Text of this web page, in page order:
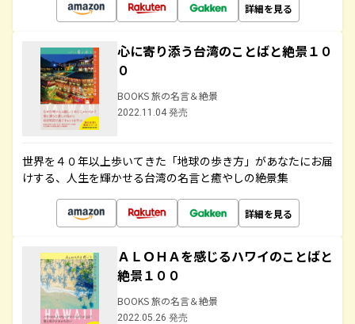
詳細を見る
心に寄り添う台湾のことばと絶景１０
０
BOOKS 旅の名言＆絶景
2022.11.04 発売
世界を４０年以上歩いてきた「地球の歩き方」があなたにお届
けする、人生を輝かせる台湾の名言と癒やしの絶景集
詳細を見る
ＡＬＯＨＡを感じるハワイのことばと
絶景１００
BOOKS 旅の名言＆絶景
2022.05.26 発売